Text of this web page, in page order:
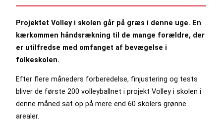
Projektet Volley i skolen går på græs i denne uge. En
kærkommen håndsrækning til de mange forældre, der
er utilfredse med omfanget af bevægelse i
folkeskolen.
Efter flere måneders forberedelse, finjustering og tests
bliver de første 200 volleyballnet i projekt Volley i skolen i
denne måned sat op på mere end 60 skolers grønne
arealer.